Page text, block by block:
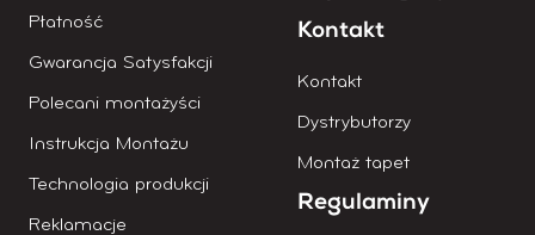
Płatność
Gwarancja Satysfakcji
Polecani montażyści
Instrukcja Montażu
Technologia produkcji
Reklamacje
Kontakt
Kontakt
Dystrybutorzy
Montaż tapet
Regulaminy